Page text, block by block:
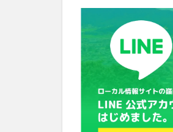
な記
乗印
印」
キャ
ンペ